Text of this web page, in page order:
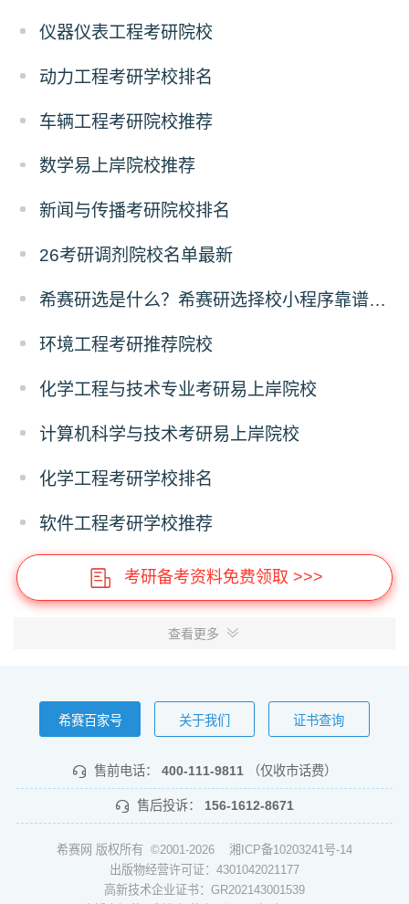
仪器仪表工程考研院校
动力工程考研学校排名
车辆工程考研院校推荐
数学易上岸院校推荐
新闻与传播考研院校排名
26考研调剂院校名单最新
希赛研选是什么？希赛研选择校小程序靠谱吗？
环境工程考研推荐院校
化学工程与技术专业考研易上岸院校
计算机科学与技术考研易上岸院校
化学工程考研学校排名
软件工程考研学校推荐
考研备考资料免费领取 >>>
查看更多
希赛百家号 关于我们 证书查询
售前电话： 400-111-9811 （仅收市话费）
售后投诉： 156-1612-8671
希赛网 版权所有 ©2001-2026 湘ICP备10203241号-14
出版物经营许可证：4301042021177
高新技术企业证书：GR202143001539